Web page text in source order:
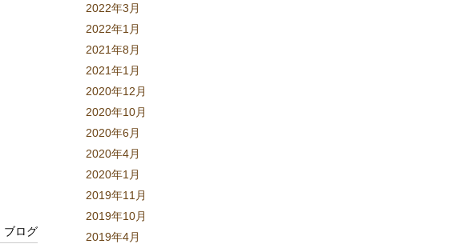
ブログ
2022年3月
2022年1月
2021年8月
2021年1月
2020年12月
2020年10月
2020年6月
2020年4月
2020年1月
2019年11月
2019年10月
2019年4月